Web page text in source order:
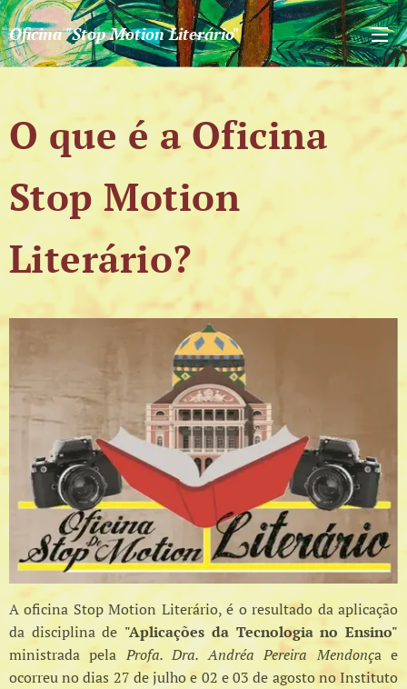
Oficina "Stop Motion Literário"
O que é a Oficina
Stop Motion
Literário?
A oficina Stop Motion Literário, é o resultado da aplicação
da disciplina de "Aplicações da Tecnologia no Ensino"
ministrada pela Profa. Dra. Andréa Pereira Mendonça e
ocorreu no dias 27 de julho e 02 e 03 de agosto no Instituto